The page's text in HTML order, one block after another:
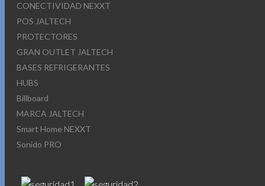
CONECTIVIDAD NEXXT
POS JALTECH
PROTECTORES
GRAN OUTLET JALTECH
BASES REFRIGERANTES
HUBS
Billboard
MARCA JALTECH
Smart Home NEXXT
Sonido PRO